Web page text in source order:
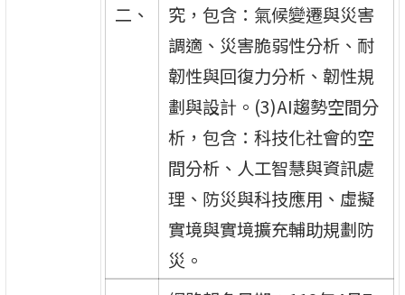
二、
究，包含：氣候變遷與災害
調適、災害脆弱性分析、耐
韌性與回復力分析、韌性規
劃與設計。(3)AI趨勢空間分
析，包含：科技化社會的空
間分析、人工智慧與資訊處
理、防災與科技應用、虛擬
實境與實境擴充輔助規劃防
災。